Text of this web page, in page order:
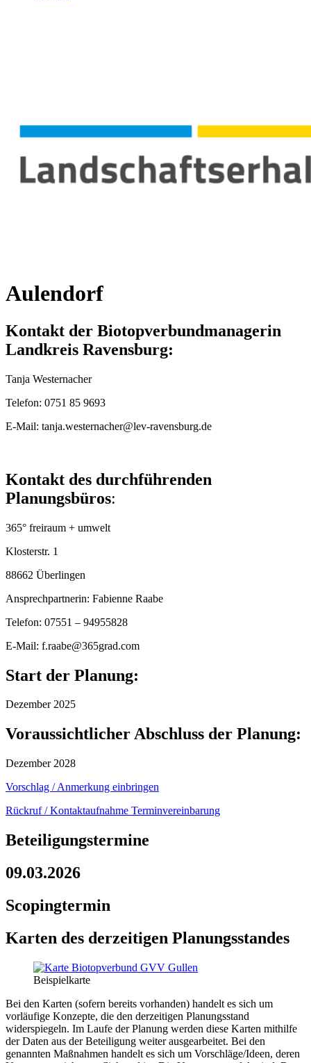
Aulendorf
Kontakt der Biotopverbundmanagerin
Landkreis Ravensburg:
Tanja Westernacher
Telefon: 0751 85 9693
E-Mail: tanja.westernacher@lev-ravensburg.de
Kontakt des durchführenden
Planungsbüros:
365° freiraum + umwelt
Klosterstr. 1
88662 Überlingen
Ansprechpartnerin: Fabienne Raabe
Telefon: 07551 – 94955828
E-Mail: f.raabe@365grad.com
Start der Planung:
Dezember 2025
Voraussichtlicher Abschluss der Planung:
Dezember 2028
Vorschlag / Anmerkung einbringen
Rückruf / Kontaktaufnahme Terminvereinbarung
Beteiligungstermine
09.03.2026
Scopingtermin
Karten des derzeitigen Planungsstandes
Beispielkarte
Bei den Karten (sofern bereits vorhanden) handelt es sich um
vorläufige Konzepte, die den derzeitigen Planungsstand
widerspiegeln. Im Laufe der Planung werden diese Karten mithilfe
der Daten aus der Beteiligung weiter ausgearbeitet. Bei den
genannten Maßnahmen handelt es sich um Vorschläge/Ideen, deren